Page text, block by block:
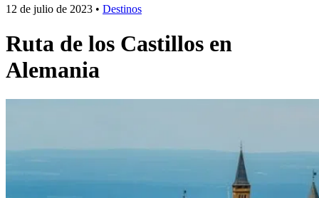
12 de julio de 2023 • Destinos
Ruta de los Castillos en
Alemania